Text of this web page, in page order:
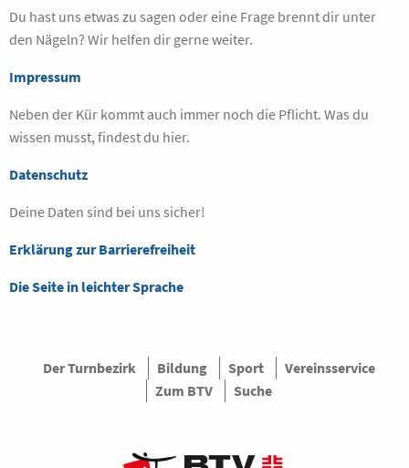
Du hast uns etwas zu sagen oder eine Frage brennt dir unter
den Nägeln? Wir helfen dir gerne weiter.
Impressum
Neben der Kür kommt auch immer noch die Pflicht. Was du
wissen musst, findest du hier.
Datenschutz
Deine Daten sind bei uns sicher!
Erklärung zur Barrierefreiheit
Die Seite in leichter Sprache
Der Turnbezirk Bildung Sport
Vereinsservice
Zum BTV
Suche